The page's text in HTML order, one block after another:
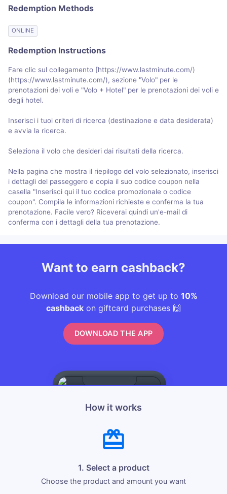
Redemption Methods
ONLINE
Redemption Instructions
Fare clic sul collegamento [https://www.lastminute.com/)
(https://www.lastminute.com/), sezione "Volo" per le
prenotazioni dei voli e "Volo + Hotel" per le prenotazioni dei voli e
degli hotel.
Inserisci i tuoi criteri di ricerca (destinazione e data desiderata)
e avvia la ricerca.
Seleziona il volo che desideri dai risultati della ricerca.
Nella pagina che mostra il riepilogo del volo selezionato, inserisci
i dettagli del passeggero e copia il suo codice coupon nella
casella "Inserisci qui il tuo codice promozionale o codice
coupon". Compila le informazioni richieste e conferma la tua
prenotazione. Facile vero? Riceverai quindi un'e-mail di
conferma con i dettagli della tua prenotazione.
Want to earn cashback?
Download our mobile app to get up to 10%
cashback on giftcard purchases 🙌
DOWNLOAD THE APP
How it works
1. Select a product
Choose the product and amount you want